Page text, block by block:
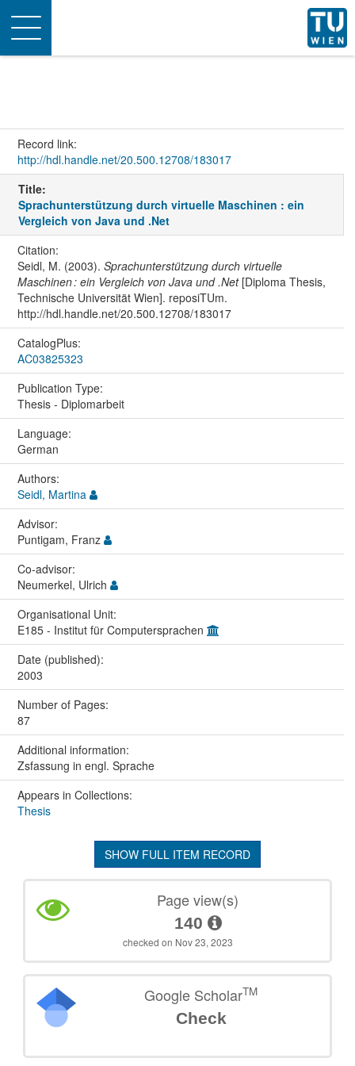
Toggle
navigation
Record link:
http://hdl.handle.net/20.500.12708/183017
Title:
Sprachunterstützung durch virtuelle Maschinen : ein
Vergleich von Java und .Net
Citation:
Seidl, M. (2003). Sprachunterstützung durch virtuelle
Maschinen : ein Vergleich von Java und .Net[Diploma Thesis,
Technische Universität Wien]. reposiTUm.
http://hdl.handle.net/20.500.12708/183017
CatalogPlus:
AC03825323
Publication Type:
Thesis - Diplomarbeit
Language:
German
Authors:
Seidl, Martina
Advisor:
Puntigam, Franz
Co-advisor:
Neumerkel, Ulrich
Organisational Unit:
E185 - Institut für Computersprachen
Date (published):
2003
Number of Pages:
87
Additional information:
Zsfassung in engl. Sprache
Appears in Collections:
Thesis
SHOW FULL ITEM RECORD
Page view(s)
140
checked on Nov 23, 2023
Google ScholarTM
Check